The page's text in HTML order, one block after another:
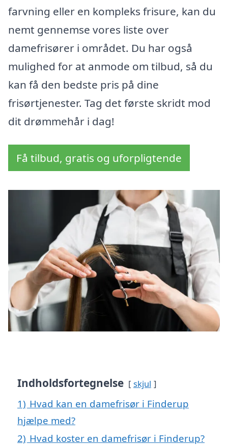
farvning eller en kompleks frisure, kan du
nemt gennemse vores liste over
damefrisører i området. Du har også
mulighed for at anmode om tilbud, så du
kan få den bedste pris på dine
frisørtjenester. Tag det første skridt mod
dit drømmehår i dag!
Få tilbud, gratis og uforpligtende
Indholdsfortegnelse skjul
1) Hvad kan en damefrisør i Finderup
hjælpe med?
2) Hvad koster en damefrisør i Finderup?